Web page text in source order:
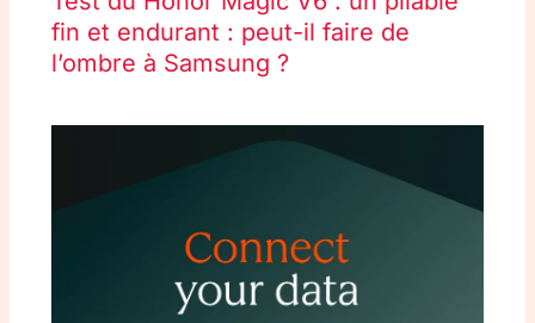
fin et endurant : peut-il faire de
l’ombre à Samsung ?